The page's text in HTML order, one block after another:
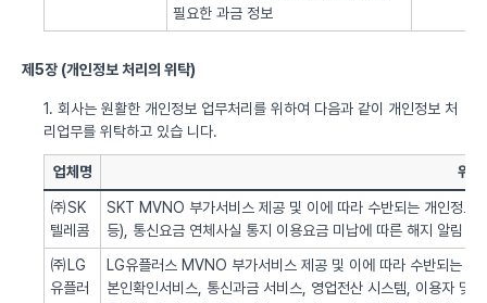
필요한 과금 정보
제5장 (개인정보 처리의 위탁)
1. 회사는 원활한 개인정보 업무처리를 위하여 다음과 같이 개인정보 처
리업무를 위탁하고 있습 니다.
업체명 위탁
㈜SK
텔레콤
SKT MVNO 부가서비스 제공 및 이에 따라 수반되는 개인정보
등), 통신요금 연체사실 통지 이용요금 미납에 따른 해지 알림 업
㈜LG
유플러
LG유플러스 MVNO 부가서비스 제공 및 이에 따라 수반되는
본인확인서비스, 통신과금 서비스, 영업전산 시스템, 이용자 및